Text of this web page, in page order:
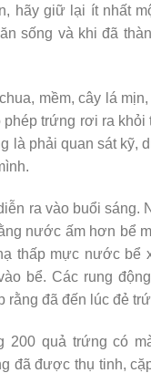
hãy giữ lại ít nhất
sống và khi đã
mềm, cây lá
trứng rơi ra khỏi
là phải quan sát kỹ,
ra vào buổi sáng.
nước ấm hơn bể
thấp mực nước bể
bể. Các rung
rằng đã đến lúc đẻ
200 quả trứng có
đã được thụ tinh,